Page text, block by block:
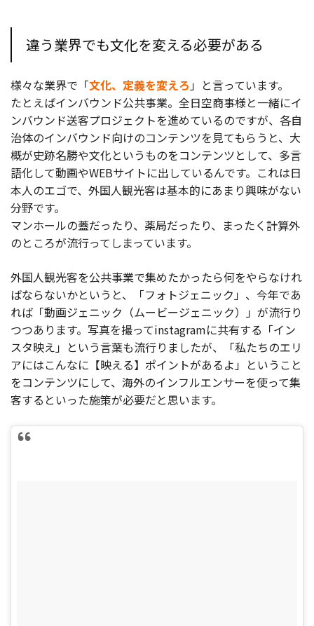
違う業界でも文化を変える必要がある
様々な業界で「文化、定義を変えろ」と言っています。
たとえばインバウンド公共事業。全日空商事様と一緒にイ
ンバウンド送客プロジェクトを進めているのですが、各自
治体のインバウンド向けのコンテンツを見てもらうと、大
概が史跡名勝や文化というものをコンテンツとして、多言
語化して動画やWEBサイトに出しているんです。これは日
本人のエゴで、外国人観光客は基本的にあまり興味がない
分野です。
マンホールの蓋だったり、薬局だったり、まったく計算外
のところが流行ってしまっています。
外国人観光客を公共事業で集めたかったら何をやらなけれ
ばならないかというと、「フォトジェニック」、今年であ
れば「動画ジェニック（ムービージェニック）」が流行り
つつあります。写真を撮ってinstagramに共有する「イン
スタ映え」という言葉も流行りましたが、「私たちのエリ
アにはこんなに【映える】ポイントがあるよ」ということ
をコンテンツにして、海外のインフルエンサーを使って集
客するといった施策が必要だと思います。